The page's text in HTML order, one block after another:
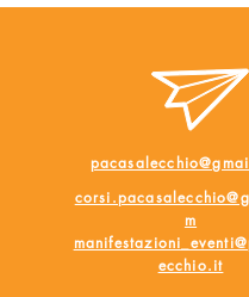
m
ecchio.it